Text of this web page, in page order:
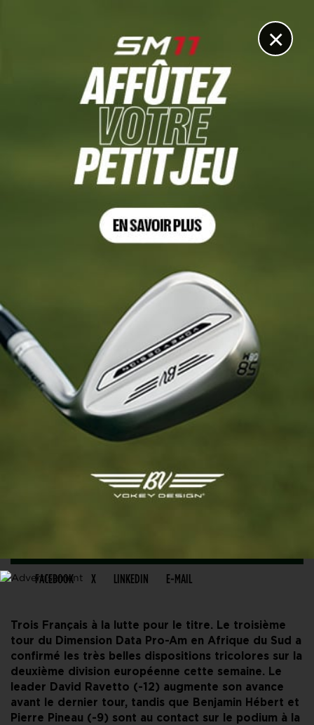
×
Ravetto touche au but, Hébert et Pineau dans le top 3
FACEBOOK X LINKEDIN E-MAIL
Trois Français à la lutte pour le titre. Le troisième
tour du Dimension Data Pro-Am en Afrique du Sud a
confirmé les très belles dispositions tricolores sur la
deuxième division européenne cette semaine. Le
leader David Ravetto (-12) augmente son avance
avant le dernier tour, tandis que Benjamin Hébert et
Pierre Pineau (-9) sont au contact sur le podium à la